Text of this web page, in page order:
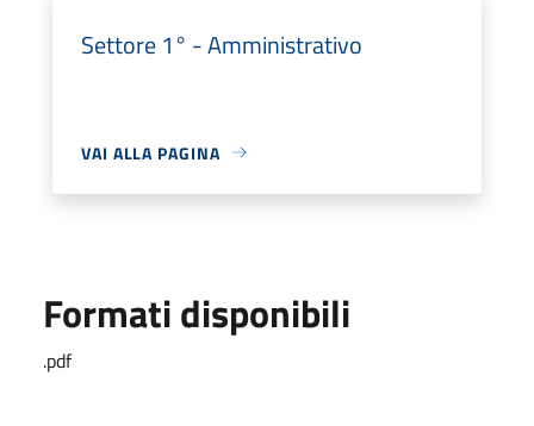
Settore 1° - Amministrativo
VAI ALLA PAGINA
Formati disponibili
.pdf